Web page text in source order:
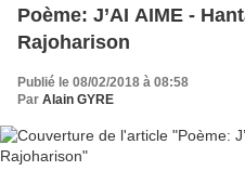
Poème: J’AI AIME -
Rajoharison
Publié le 08/02/2018 à 08:58
Par Alain GYRE